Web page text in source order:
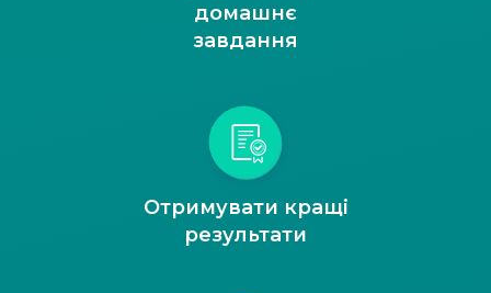
домашнє
завдання
Отримувати кращі
результати